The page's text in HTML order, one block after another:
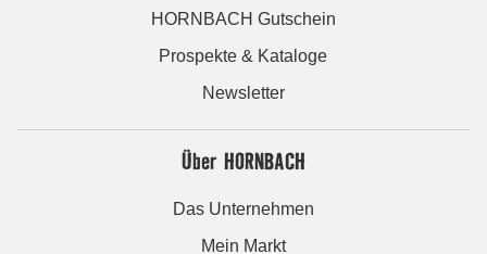
HORNBACH Gutschein
Prospekte & Kataloge
Newsletter
Über HORNBACH
Das Unternehmen
Mein Markt